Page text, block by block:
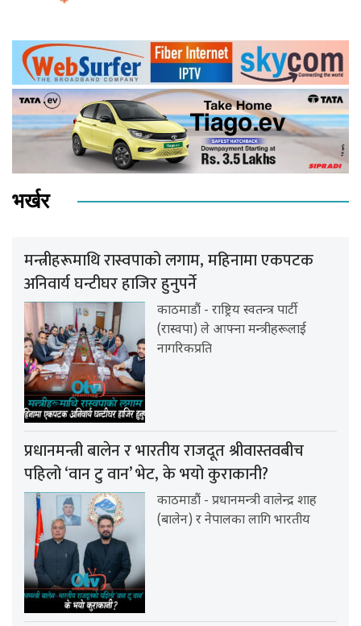
भर्खर
मन्त्रीहरूमाथि रास्वपाको लगाम, महिनामा एकपटक
अनिवार्य घन्टीघर हाजिर हुनुपर्ने
काठमाडौं - राष्ट्रिय स्वतन्त्र पार्टी
(रास्वपा) ले आफ्ना मन्त्रीहरूलाई
नागरिकप्रति
प्रधानमन्त्री बालेन र भारतीय राजदूत श्रीवास्तवबीच
पहिलो ‘वान टु वान’ भेट, के भयो कुराकानी?
काठमाडौं - प्रधानमन्त्री वालेन्द्र शाह
(बालेन) र नेपालका लागि भारतीय